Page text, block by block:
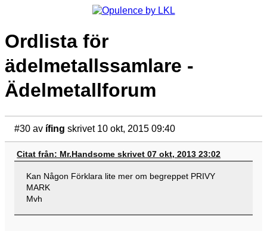
Ordlista för
ädelmetallssamlare -
Ädelmetallforum
#30 av ífing skrivet 10 okt, 2015 09:40
Citat från: Mr.Handsome skrivet 07 okt, 2013 23:02
Kan Någon Förklara lite mer om begreppet PRIVY
MARK
Mvh